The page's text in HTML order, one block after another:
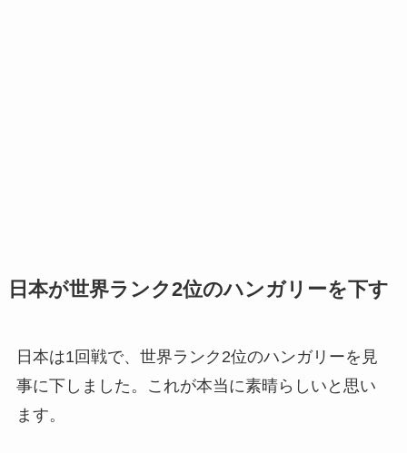
日本が世界ランク2位のハンガリーを下す
日本は1回戦で、世界ランク2位のハンガリーを見
事に下しました。これが本当に素晴らしいと思い
ます。